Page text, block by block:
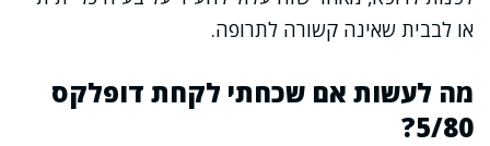
או לבבית שאינה קשורה לתרופה.
מה לעשות אם שכחתי לקחת דופלקס
5/80?